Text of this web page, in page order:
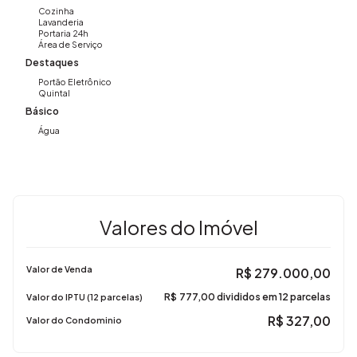
Aceita financiamento, avalia carro como parte de
e lazer!
Gostou desse imóvel?
Me liga e agende sua visita! Imovibe Imóveis (19) 3648-
Cozinha
Lavanderia
Portaria 24h
Área de Serviço
Destaques
Portão Eletrônico
Quintal
Básico
Água
Valores do Imóvel
R$ 279.000,00
Valor de Venda
Valor do IPTU (12 parcelas) R$ 777,00 divididos em 12 parcelas
Valor do Condominio R$ 327,00